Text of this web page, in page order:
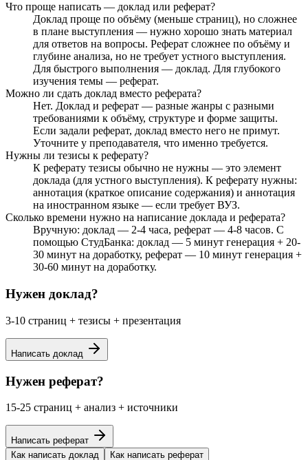
Что проще написать — доклад или реферат?
Доклад проще по объёму (меньше страниц), но сложнее
в плане выступления — нужно хорошо знать материал
для ответов на вопросы. Реферат сложнее по объёму и
глубине анализа, но не требует устного выступления.
Для быстрого выполнения — доклад. Для глубокого
изучения темы — реферат.
Можно ли сдать доклад вместо реферата?
Нет. Доклад и реферат — разные жанры с разными
требованиями к объёму, структуре и форме защиты.
Если задали реферат, доклад вместо него не примут.
Уточните у преподавателя, что именно требуется.
Нужны ли тезисы к реферату?
К реферату тезисы обычно не нужны — это элемент
доклада (для устного выступления). К реферату нужны:
аннотация (краткое описание содержания) и аннотация
на иностранном языке — если требует ВУЗ.
Сколько времени нужно на написание доклада и реферата?
Вручную: доклад — 2-4 часа, реферат — 4-8 часов. С
помощью СтудБанка: доклад — 5 минут генерация + 20-
30 минут на доработку, реферат — 10 минут генерация +
30-60 минут на доработку.
Нужен доклад?
3-10 страниц + тезисы + презентация
Написать доклад
Нужен реферат?
15-25 страниц + анализ + источники
Написать реферат
Как написать доклад
Как написать реферат